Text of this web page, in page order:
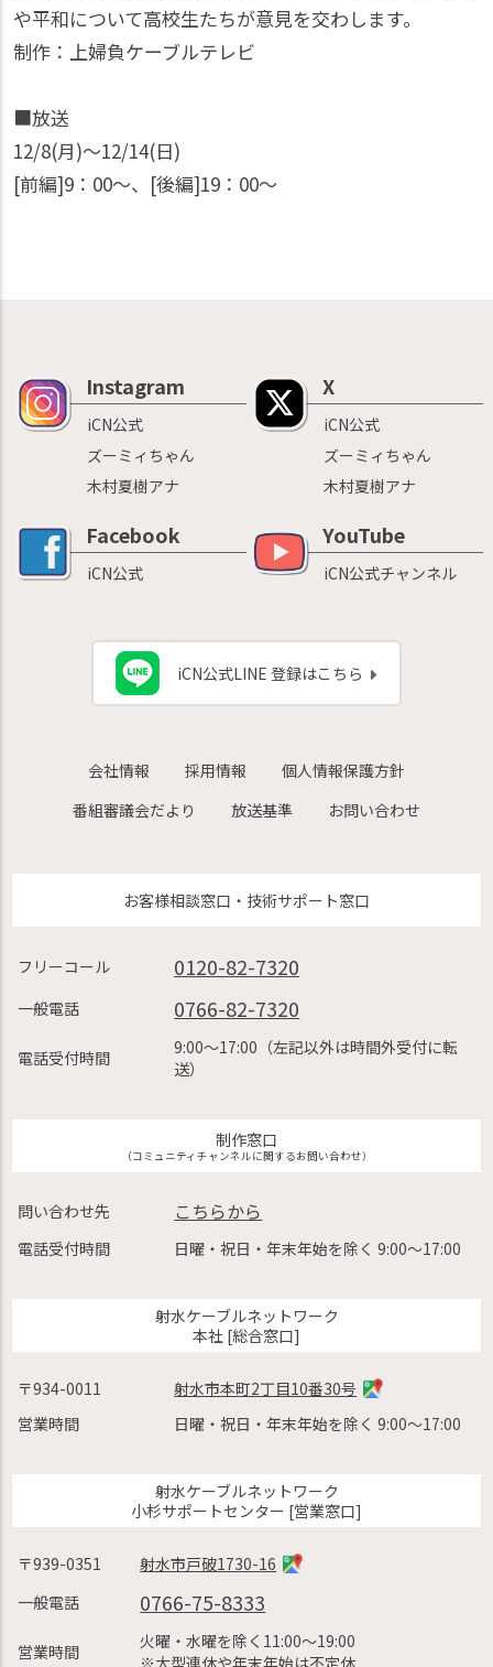
や平和について高校生たちが意見を交わします。
制作：上婦負ケーブルテレビ
■放送
12/8(月)〜12/14(日)
[前編]9：00〜、[後編]19：00〜
Instagram
iCN公式
ズーミィちゃん
木村夏樹アナ
X
iCN公式
ズーミィちゃん
木村夏樹アナ
Facebook
iCN公式
YouTube
iCN公式チャンネル
iCN公式LINE 登録はこちら
会社情報 採用情報
個人情報保護方針
番組審議会だより
放送基準 お問い合わせ
お客様相談窓口・技術サポート窓口
フリーコール 0120-82-7320
一般電話 0766-82-7320
電話受付時間
9:00〜17:00（左記以外は時間外受付に転
送）
制作窓口
（コミュニティチャンネルに関するお問い合わせ）
問い合わせ先 こちらから
電話受付時間 日曜・祝日・年末年始を除く 9:00〜17:00
射水ケーブルネットワーク
本社 [総合窓口]
〒934-0011
射水市本町2丁目10番30号
営業時間
日曜・祝日・年末年始を除く 9:00〜17:00
射水ケーブルネットワーク
小杉サポートセンター [営業窓口]
〒939-0351
射水市戸破1730-16
一般電話
0766-75-8333
営業時間
火曜・水曜を除く11:00〜19:00
※大型連休や年末年始は不定休